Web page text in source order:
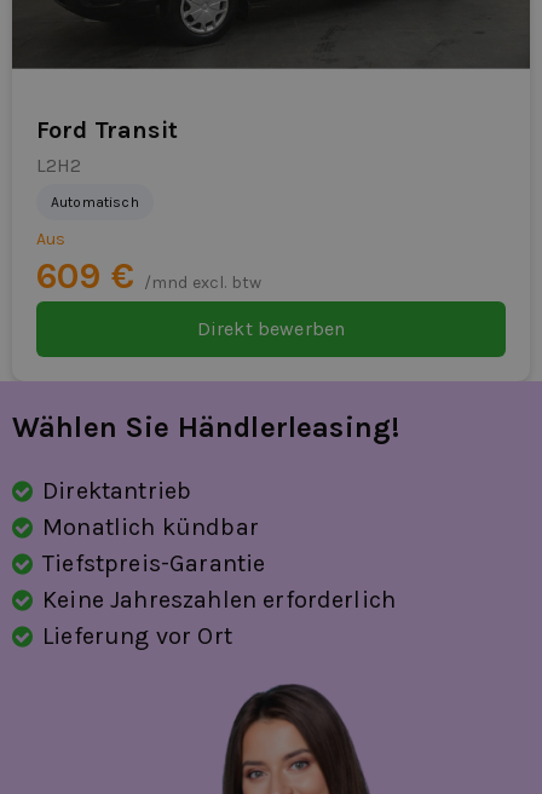
Ford Transit
L2H2
Automatisch
Aus
609 € /mnd excl. btw
Direkt bewerben
Wählen Sie Händlerleasing!
Direktantrieb
Monatlich kündbar
Tiefstpreis-Garantie
Keine Jahreszahlen erforderlich
Lieferung vor Ort